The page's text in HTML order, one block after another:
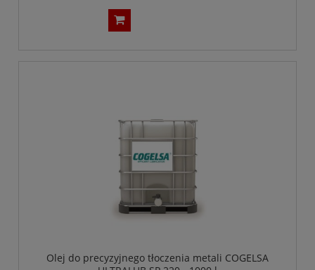
Olej do precyzyjnego tłoczenia metali COGELSA